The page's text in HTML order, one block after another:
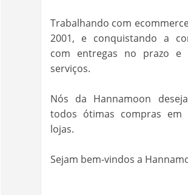
Trabalhando com
2001, e conquistando a
com entregas no prazo e
serviços.
Nós da Hannamoon
todos ótimas compras em
lojas.
Sejam bem-vindos a